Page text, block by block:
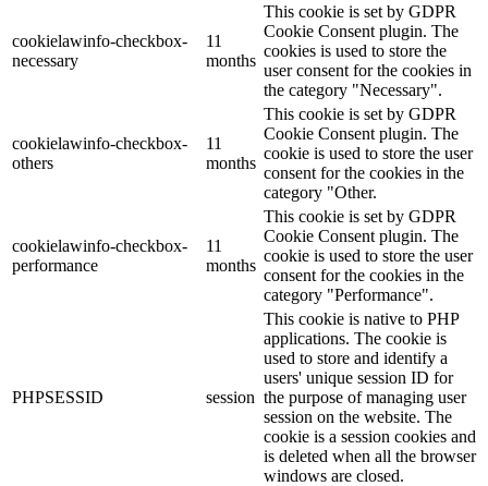
cookielawinfo-checkbox-
necessary
11
months
This cookie is set by GDPR
Cookie Consent plugin. The
cookies is used to store the
user consent for the cookies in
the category "Necessary".
cookielawinfo-checkbox-
others
11
months
This cookie is set by GDPR
Cookie Consent plugin. The
cookie is used to store the user
consent for the cookies in the
category "Other.
cookielawinfo-checkbox-
performance
11
months
This cookie is set by GDPR
Cookie Consent plugin. The
cookie is used to store the user
consent for the cookies in the
category "Performance".
PHPSESSID session
This cookie is native to PHP
applications. The cookie is
used to store and identify a
users' unique session ID for
the purpose of managing user
session on the website. The
cookie is a session cookies and
is deleted when all the browser
windows are closed.